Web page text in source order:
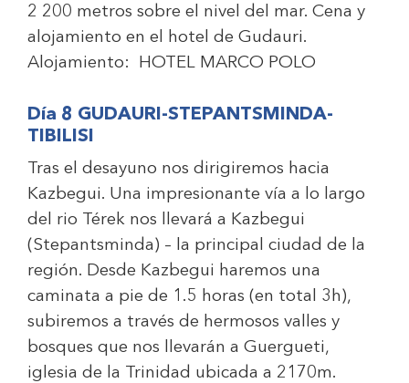
2 200 metros sobre el nivel del mar. Cena y
alojamiento en el hotel de Gudauri.
Alojamiento: HOTEL MARCO POLO
Día 8 GUDAURI-STEPANTSMINDA-
TIBILISI
Tras el desayuno nos dirigiremos hacia
Kazbegui. Una impresionante vía a lo largo
del rio Térek nos llevará a Kazbegui
(Stepantsminda) – la principal ciudad de la
región. Desde Kazbegui haremos una
caminata a pie de 1.5 horas (en total 3h),
subiremos a través de hermosos valles y
bosques que nos llevarán a Guergueti,
iglesia de la Trinidad ubicada a 2170m.